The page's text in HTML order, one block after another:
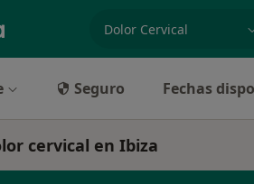
Seguro Fechas
cervical en Ibiza